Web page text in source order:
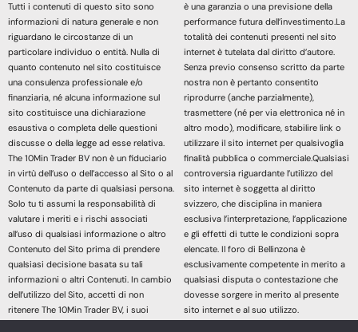
Tutti i contenuti di questo sito sono
informazioni di natura generale e non
riguardano le circostanze di un
particolare individuo o entità. Nulla di
quanto contenuto nel sito costituisce
una consulenza professionale e/o
finanziaria, né alcuna informazione sul
sito costituisce una dichiarazione
esaustiva o completa delle questioni
discusse o della legge ad esse relativa.
The 10Min Trader BV non è un fiduciario
in virtù dell’uso o dell’accesso al Sito o al
Contenuto da parte di qualsiasi persona.
Solo tu ti assumi la responsabilità di
valutare i meriti e i rischi associati
all’uso di qualsiasi informazione o altro
Contenuto del Sito prima di prendere
qualsiasi decisione basata su tali
informazioni o altri Contenuti. In cambio
dell’utilizzo del Sito, accetti di non
ritenere The 10Min Trader BV, i suoi
è una garanzia o una previsione della
performance futura dell’investimento.La
totalità dei contenuti presenti nel sito
internet è tutelata dal diritto d’autore.
Senza previo consenso scritto da parte
nostra non è pertanto consentito
riprodurre (anche parzialmente),
trasmettere (né per via elettronica né in
altro modo), modificare, stabilire link o
utilizzare il sito internet per qualsivoglia
finalità pubblica o commerciale.Qualsiasi
controversia riguardante l’utilizzo del
sito internet è soggetta al diritto
svizzero, che disciplina in maniera
esclusiva l’interpretazione, l’applicazione
e gli effetti di tutte le condizioni sopra
elencate. Il foro di Bellinzona è
esclusivamente competente in merito a
qualsiasi disputa o contestazione che
dovesse sorgere in merito al presente
sito internet e al suo utilizzo.